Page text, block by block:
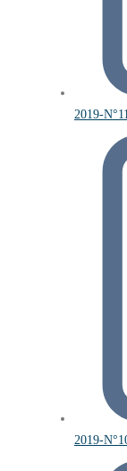
2019-
2019-